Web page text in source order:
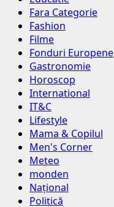
Fara Categorie
Fashion
Filme
Fonduri Europene
Gastronomie
Horoscop
International
IT&C
Lifestyle
Mama & Copilul
Men's Corner
Meteo
monden
Național
Politică